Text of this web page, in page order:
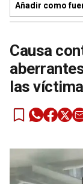
Añadir como
Causa
las